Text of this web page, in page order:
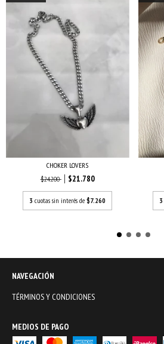
CHOKER LOVERS
$24.200
$21.780
3 cuotas sin interés de$7.260 3
NAVEGACIÓN
TÉRMINOS Y CONDICIONES
MEDIOS DE PAGO